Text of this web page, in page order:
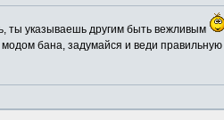
ты указываешь другим быть вежливым
бана, задумайся и веди